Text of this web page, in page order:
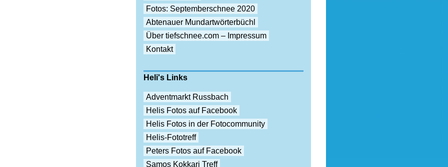
Fotos: Septemberschnee 2020
Abtenauer Mundartwörterbüchl
Über tiefschnee.com – Impressum
Kontakt
Heli's Links
Adventmarkt Russbach
Helis Fotos auf Facebook
Helis Fotos in der Fotocommunity
Helis-Fototreff
Peters Fotos auf Facebook
Samos Kokkari Treff